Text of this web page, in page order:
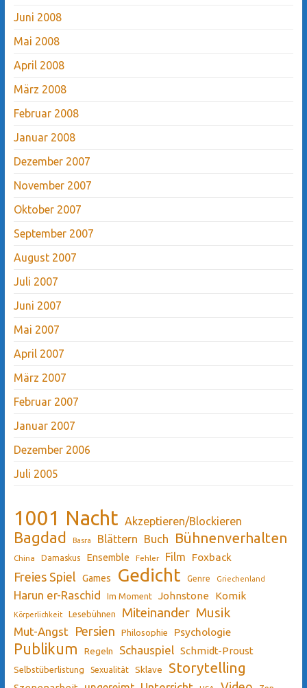
Juni 2008
Mai 2008
April 2008
März 2008
Februar 2008
Januar 2008
Dezember 2007
November 2007
Oktober 2007
September 2007
August 2007
Juli 2007
Juni 2007
Mai 2007
April 2007
März 2007
Februar 2007
Januar 2007
Dezember 2006
Juli 2005
1001 Nacht Akzeptieren/Blockieren
Bagdad Basra Blättern Buch Bühnenverhalten
China Damaskus Ensemble Fehler Film Foxback
Freies Spiel Games Gedicht Genre Griechenland
Harun er-Raschid Im Moment Johnstone Komik
Körperlichkeit Lesebühnen Miteinander Musik
Mut-Angst Persien Philosophie Psychologie
Publikum Regeln Schauspiel Schmidt-Proust
Selbstüberlistung Sexualität Sklave Storytelling